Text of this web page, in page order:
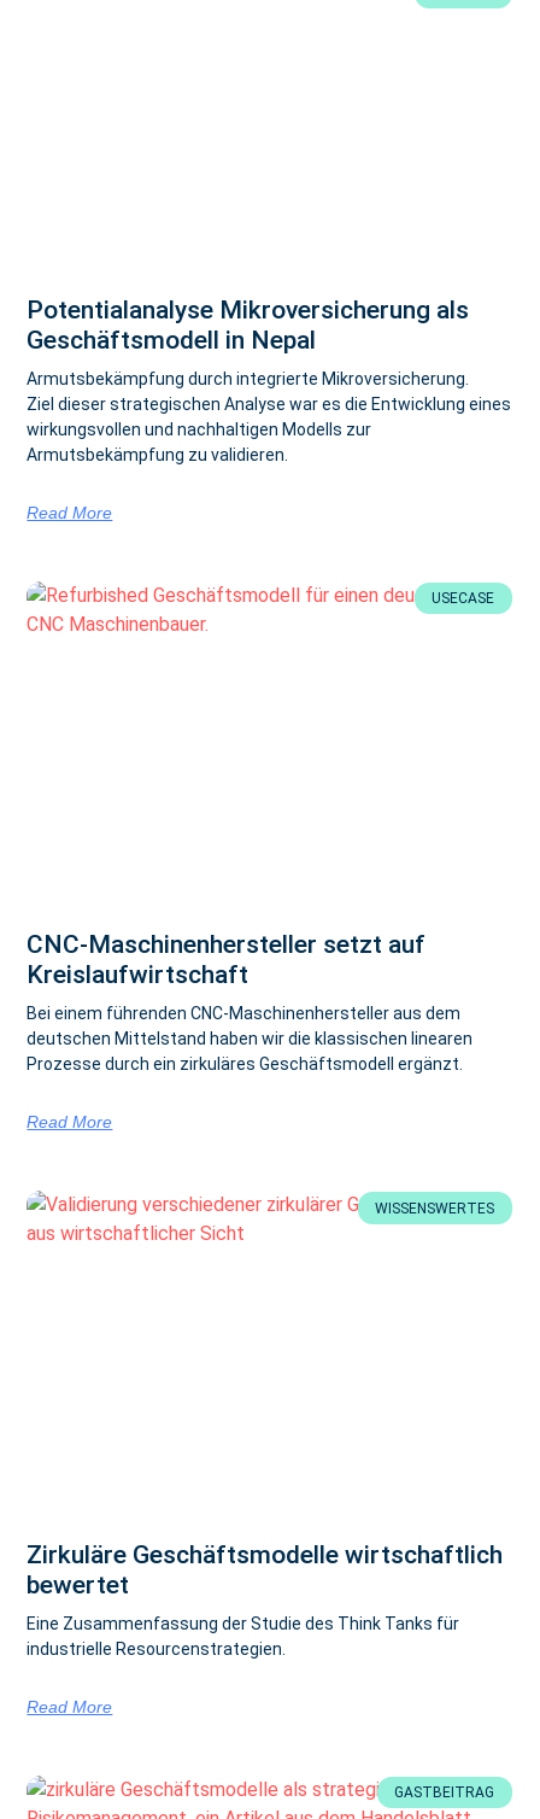
Potentialanalyse Mikroversicherung als
Geschäftsmodell in Nepal
Armutsbekämpfung durch integrierte Mikroversicherung.
Ziel dieser strategischen Analyse war es die Entwicklung eines
wirkungsvollen und nachhaltigen Modells zur
Armutsbekämpfung zu validieren.
Read More
USECASE
CNC-Maschinenhersteller setzt auf
Kreislaufwirtschaft
Bei einem führenden CNC-Maschinenhersteller aus dem
deutschen Mittelstand haben wir die klassischen linearen
Prozesse durch ein zirkuläres Geschäftsmodell ergänzt.
Read More
WISSENSWERTES
Zirkuläre Geschäftsmodelle wirtschaftlich
bewertet
Eine Zusammenfassung der Studie des Think Tanks für
industrielle Resourcenstrategien.
Read More
GASTBEITRAG